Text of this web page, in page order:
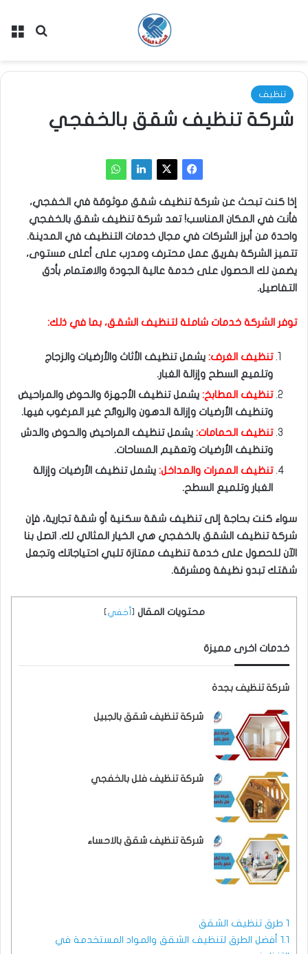
بحث
تنظيف
شركة تنظيف شقق بالخفجي
إذا كنت تبحث عن شركة تنظيف شقق موثوقة في الخفجي،
فأنت في المكان المناسب!تعد شركة تنظيف شقق بالخفجي
واحدة من أبرز الشركات في مجال خدمات التنظيف في المدينة.
تتميز الشركة بفريق عمل محترف ومدرب على أعلى مستوى،
يضمن لك الحصول على خدمة عالية الجودة والاهتمام بأدق
التفاصيل.
توفر الشركة خدمات شاملة لتنظيف الشقق، بما في ذلك:
تنظيف الغرف: يشمل تنظيف الأثاث والأرضيات والزجاج
وتلميع السطح وإزالة الغبار.
تنظيف المطابخ: يشمل تنظيف الأجهزة والحوض والمراحيض
وتنظيف الأرضيات وإزالة الدهون والروائح غير المرغوب فيها.
تنظيف الحمامات: يشمل تنظيف المراحيض والحوض والدش
وتنظيف الأرضيات وتعقيم المساحات.
تنظيف الممرات والمداخل: يشمل تنظيف الأرضيات وإزالة
الغبار وتلميع السطح.
سواء كنت بحاجة إلى تنظيف شقة سكنية أو شقة تجارية، فإن
شركة تنظيف الشقق بالخفجي هي الخيار المثالي لك. اتصل بنا
الآن للحصول على خدمة تنظيف ممتازة تلبي احتياجاتك وتجعل
شقتك تبدو نظيفة ومشرقة.
محتويات المقال [ أخفي]
خدمات اخرى مميزة
شركة تنظيف بجدة
شركة تنظيف شقق بالجبيل
شركة تنظيف فلل بالخفجي
شركة تنظيف شقق بالاحساء
1 طرق تنظيف الشقق
1.1 أفضل الطرق لتنظيف الشقق والمواد المستخدمة في